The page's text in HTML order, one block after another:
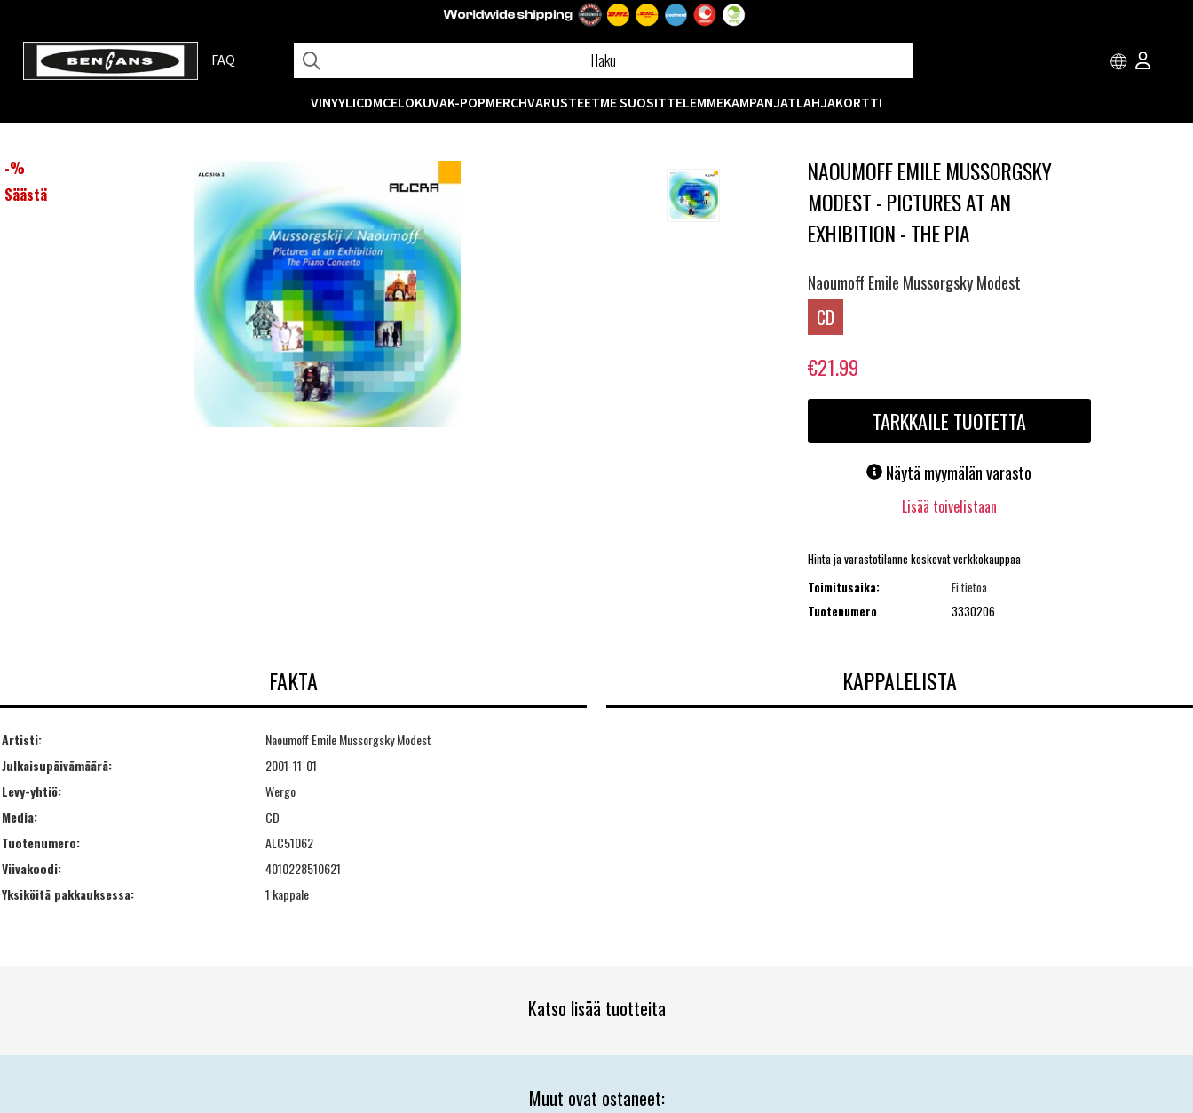
FAQ
VINYYLICDMCELOKUVAK-POPMERCHVARUSTEETME SUOSITTELEMMEKAMPANJATLAHJAKORTTI
-%
Säästä
NAOUMOFF EMILE MUSSORGSKY
MODEST - PICTURES AT AN
EXHIBITION - THE PIA
Naoumoff Emile Mussorgsky Modest
CD
€21.99
TARKKAILE TUOTETTA
Näytä myymälän varasto
Lisää toivelistaan
Hinta ja varastotilanne koskevat verkkokauppaa
Toimitusaika:
Ei tietoa
Tuotenumero
3330206
FAKTA
Artisti:
Naoumoff Emile Mussorgsky Modest
Julkaisupäivämäärä:
2001-11-01
Levy-yhtiö:
Wergo
Media:
CD
Tuotenumero:
ALC51062
Viivakoodi:
4010228510621
Yksiköitä pakkauksessa:
1 kappale
KAPPALELISTA
Katso lisää tuotteita
Muut ovat ostaneet: